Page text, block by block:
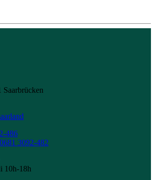
Saarbrücken
486
0681 3092-482
10h-18h